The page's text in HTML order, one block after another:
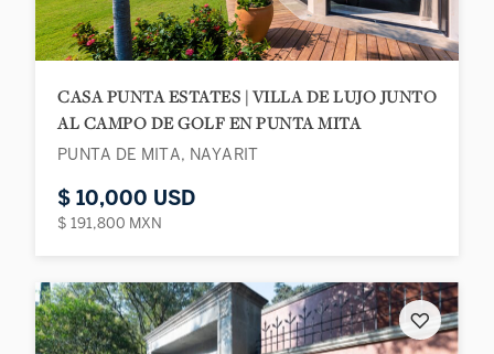
CASA PUNTA ESTATES | VILLA DE LUJO JUNTO
AL CAMPO DE GOLF EN PUNTA MITA
PUNTA DE MITA, NAYARIT
$ 10,000 USD
$ 191,800 MXN
♡